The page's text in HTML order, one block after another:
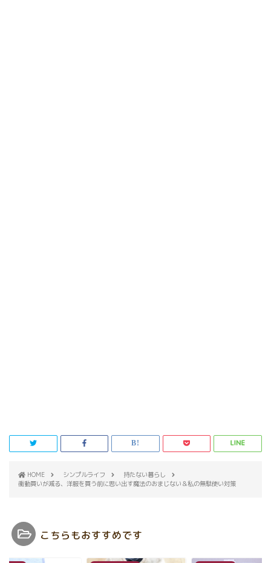
HOME シンプルライフ
持たない暮らし
衝動買いが減る、洋服を買う前に思い出す魔法のおまじない＆私の無駄使い対策
こちらもおすすめです